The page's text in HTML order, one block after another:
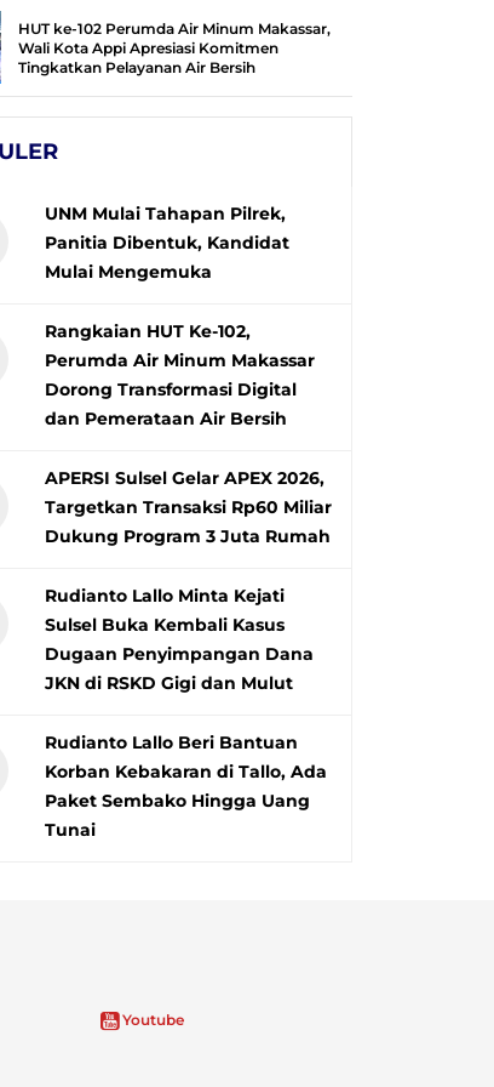
HUT ke-102 Perumda Air Minum Makassar,
Wali Kota Appi Apresiasi Komitmen
Tingkatkan Pelayanan Air Bersih
UNM Mulai Tahapan Pilrek,
Panitia Dibentuk, Kandidat
Mulai Mengemuka
Rangkaian HUT Ke-102,
Perumda Air Minum Makassar
Dorong Transformasi Digital
dan Pemerataan Air Bersih
APERSI Sulsel Gelar APEX 2026,
Targetkan Transaksi Rp60 Miliar
Dukung Program 3 Juta Rumah
Rudianto Lallo Minta Kejati
Sulsel Buka Kembali Kasus
Dugaan Penyimpangan Dana
JKN di RSKD Gigi dan Mulut
Rudianto Lallo Beri Bantuan
Korban Kebakaran di Tallo, Ada
Paket Sembako Hingga Uang
Tunai
Youtube